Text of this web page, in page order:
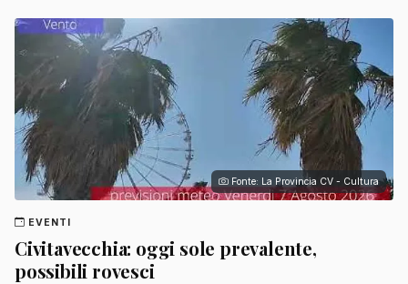
Fonte: La Provincia CV - Cultura
EVENTI
Civitavecchia: oggi sole prevalente,
possibili rovesci